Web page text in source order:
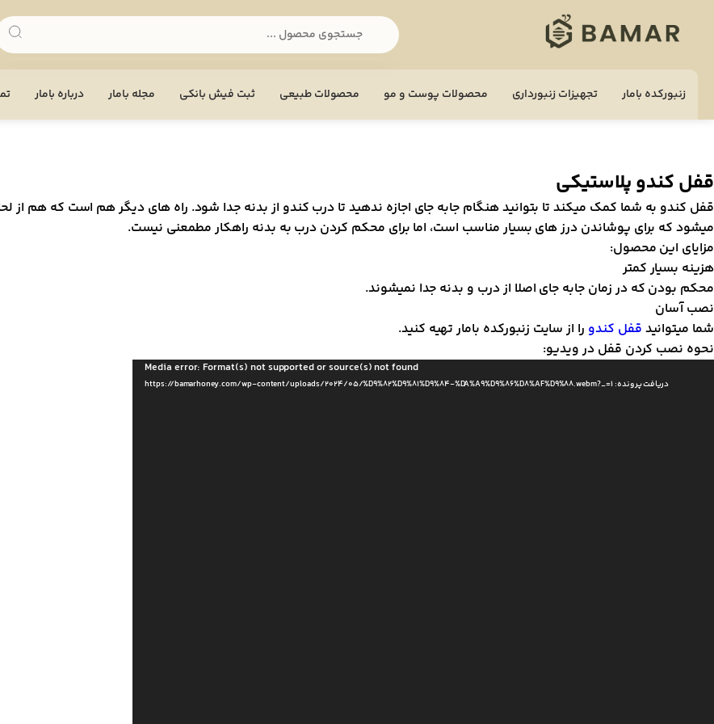
زنبورکده بامار تجهيزات زنبورداری محصولات پوست و مو محصولات طبیعی ثبت فیش بانکی مجله بامار درباره بامار
قفل کندو پلاستیکی
قفل کندو به شما کمک میکند تا بتوانید هنگام جابه جای اجازه ندهید تا درب کندو از بدنه جدا شود. راه های دیگر هم است که هم از
میشود که برای پوشاندن درز های بسیار مناسب است، اما برای محکم کردن درب به بدنه راهکار مطمعنی نیست.
مزایای این محصول:
هزینه بسیار کمتر
محکم بودن که در زمان جابه جای اصلا از درب و بدنه جدا نمیشوند.
نصب آسان
شما میتوانید قفل کندو را از سایت زنبورکده بامار تهیه کنید.
نحوه نصب کردن قفل در ویدیو:
Media error: Format(s) not supported or source(s) not found
دریافت پرونده: https://bamarhoney.com/wp-content/uploads/2024/05/%D9%82%D9%81%D9%84-%DA%A9%D9%86%D8%AF%D9%88.webm?_=1